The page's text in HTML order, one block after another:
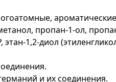
пропан-1-ол,
этан-1,2-диол
и их соединения.